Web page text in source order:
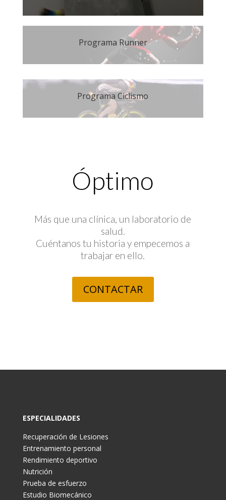
Programa Runner
Programa Ciclismo
Óptimo
Más que una clínica, un laboratorio de
salud.
Cuéntanos tu historia y empecemos a
trabajar en ello.
CONTACTAR
ESPECIALIDADES
Recuperación de Lesiones
Entrenamiento personal
Rendimiento deportivo
Nutrición
Prueba de esfuerzo
Estudio Biomecánico